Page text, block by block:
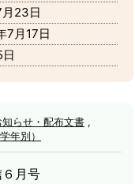
23日
7月17日
知らせ・配布文書 ,
年別）
月号